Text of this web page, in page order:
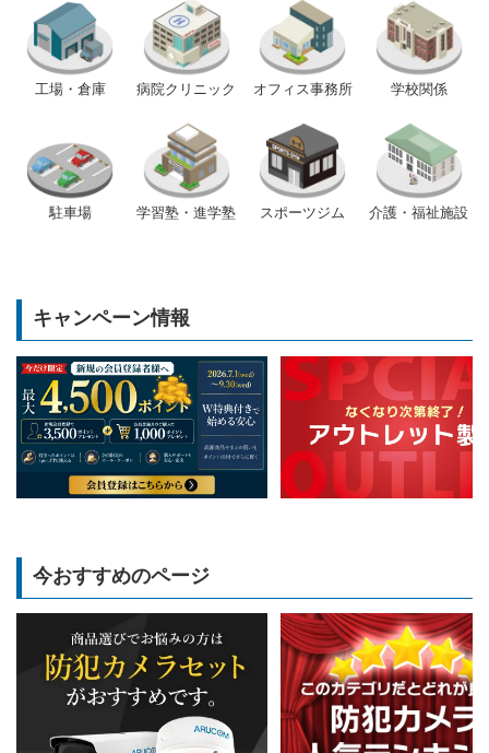
工場・倉庫 病院クリニック オフィス事務所 学校関係
駐車場 学習塾・進学塾 スポーツジム 介護・福祉施設
キャンペーン情報
今おすすめのページ